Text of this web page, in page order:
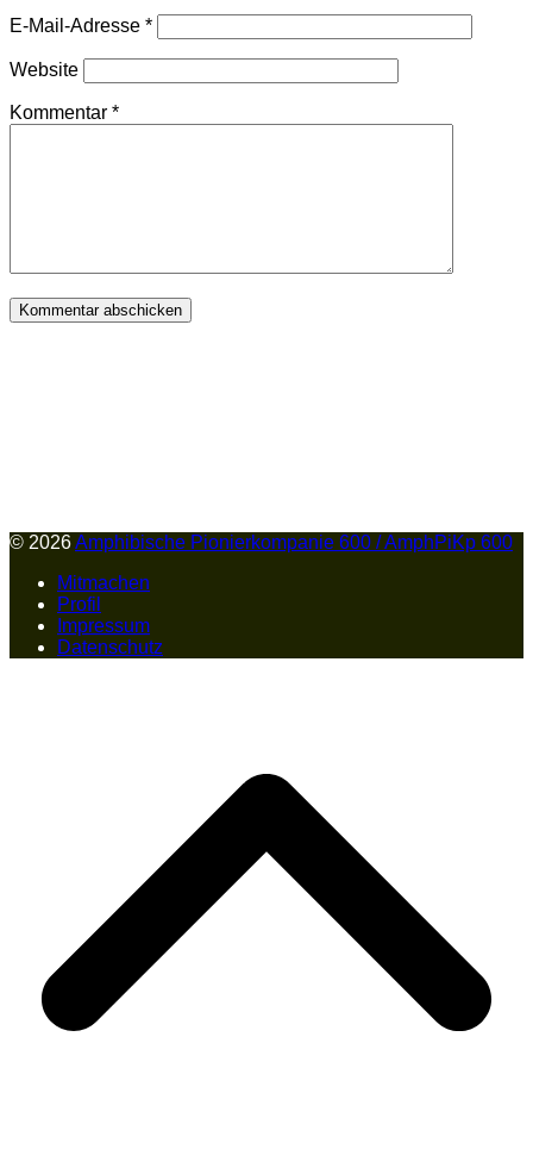
E-Mail-Adresse *
Website
Kommentar *
© 2026Amphibische Pionierkompanie 600 / AmphPiKp 600
Mitmachen
Profil
Impressum
Datenschutz